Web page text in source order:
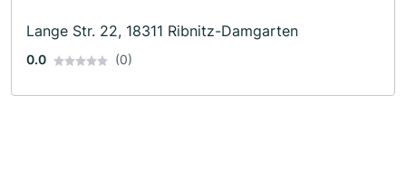
Lange Str. 22, 18311 Ribnitz-Damgarten
0.0 (0)